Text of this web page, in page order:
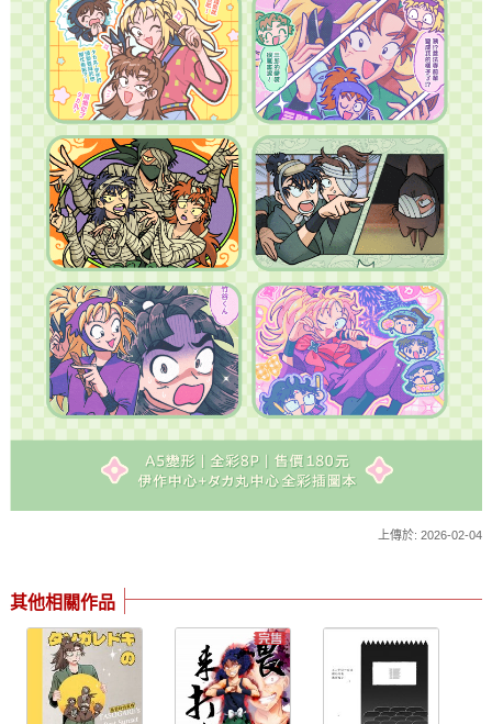
上傳於: 2026-02-04
其他相關作品